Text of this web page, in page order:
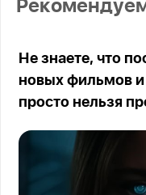
Не знаете, что
новых фильмов и
просто нельзя